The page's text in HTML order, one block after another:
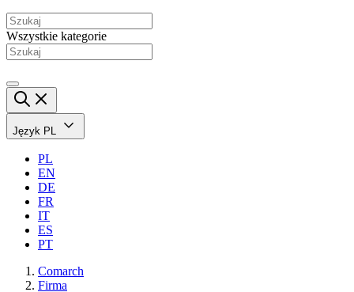
Wszystkie kategorie
Język PL
PL
EN
DE
FR
IT
ES
PT
Comarch
Firma